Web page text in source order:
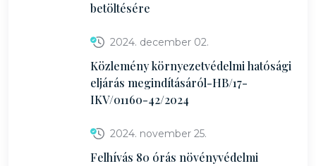
betöltésére
2024. december 02.
Közlemény környezetvédelmi hatósági
eljárás megindításáról-HB/17-
IKV/01160-42/2024
2024. november 25.
Felhívás 80 órás növényvédelmi